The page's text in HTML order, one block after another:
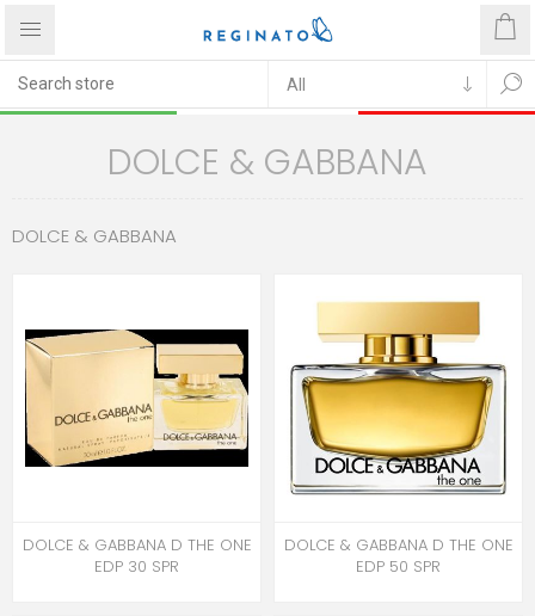
DOLCE & GABBANA
DOLCE & GABBANA
DOLCE & GABBANA D THE ONE
EDP 30 SPR
DOLCE & GABBANA D THE ONE
EDP 50 SPR